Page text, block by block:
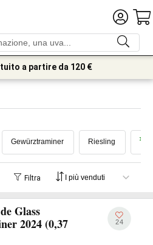
a partire da 120 €
Gewürztraminer Riesling
Filtra
Glass
2024 (0,37
24